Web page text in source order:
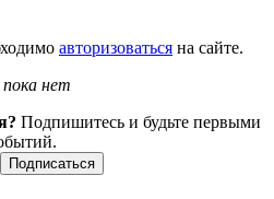
авторизоваться на сайте.
нет
Подпишитесь и будьте первыми
Подписаться